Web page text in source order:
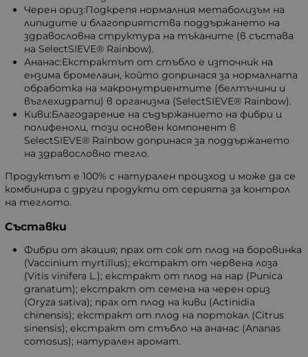
Черен ориз:Подкрепя нормалния метаболизъм на
липидите и благоприятства поддържането на
здравословна структура на тъканите (в състава
на SelectSIEVE® Rainbow).
Ананас:Екстрактът от стъбло е източник на
ензима бромелаин, който допринася за нормалната
обработка на макронутриентите (белтъчини и
въглехидрати) в организма (SelectSIEVE® Rainbow).
Киви:Благодарение на съдържанието на фибри и
полифеноли, този основен компонент в
SelectSIEVE® Rainbow допринася за поддържането
на здравословно тегло.
Продуктът е 100% с натурален произход и може да се
комбинира с други продукти от серията за контрол
на теглото.
Съставки
Фибри от акация; прах от сок от плод на боровинка
(Vaccinium myrtillus); екстракт от червена лоза
(Vitis vinifera L.); екстракт от плод на нар (Punica
granatum); екстракт от семена на черен ориз
(Oryza sativa); прах от плод на киви (Actinidia
chinensis); екстракт от плод на портокал (Citrus
sinensis); екстракт от стъбло на ананас (Ananas
comosus); натурален аромат.